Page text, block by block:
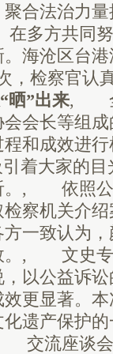
合法治力
多方共同努
海沧区台
，检察官认
”出来, 全
会长等组
程和成效
着大家的
。, 依照公
察机关介
一致认为
。, 文史专
以公益诉
更显著。
遗产保护
流座谈会